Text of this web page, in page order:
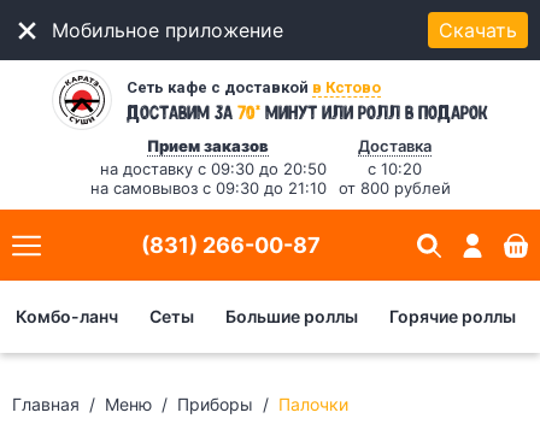
Мобильное приложение Скачать
Сеть кафе с доставкой в Кстово
Доставим за70* минутили ролл в подарок
Прием заказов
на доставку с 09:30 до 20:50
на самовывоз с 09:30 до 21:10
Доставка
с 10:20
от 800 рублей
(831) 266-00-87
Комбо-ланч Сеты Большие роллы Горячие роллы
Главная Меню Приборы Палочки